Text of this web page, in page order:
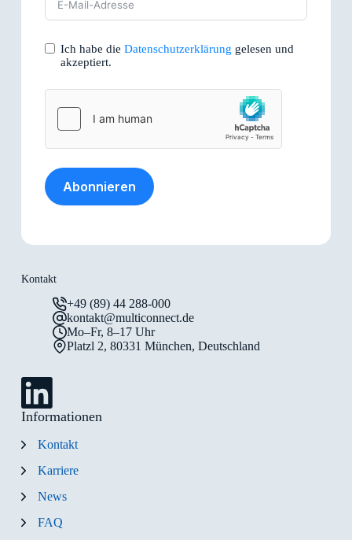
Kontakt
+49 (89) 44 288-000
kontakt@multiconnect.de
Mo–Fr, 8–17 Uhr
Platzl 2, 80331 München, Deutschland
Informationen
Kontakt
Karriere
News
FAQ
Ich habe die Datenschutzerklärung gelesen und
akzeptiert.
Abonnieren